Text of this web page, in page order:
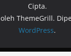
Cipta.
oleh ThemeGrill.
WordPress.